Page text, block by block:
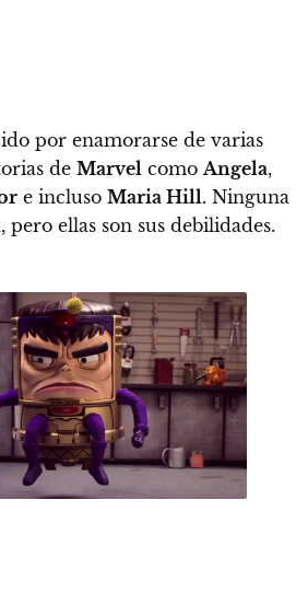
por enamorarse de varias
de Marvel como Angela,
e incluso Maria Hill. Ninguna
ellas son sus debilidades.